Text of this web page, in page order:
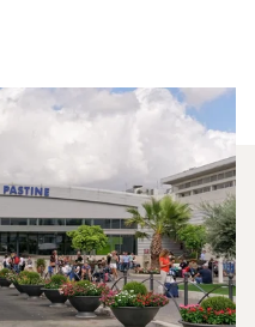
Werden Am
London